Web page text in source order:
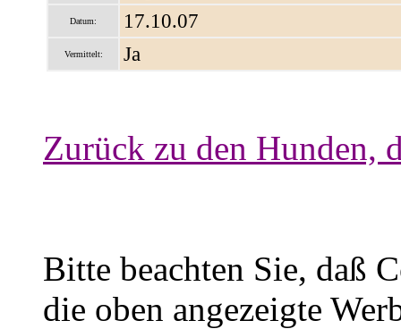
Datum: 17.10.07
Vermittelt: Ja
Zurück zu den Hunden,
Bitte beachten Sie, daß
die oben angezeigte